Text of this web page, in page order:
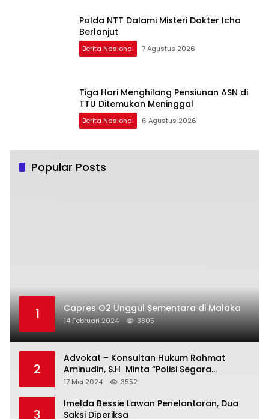
Polda NTT Dalami Misteri Dokter Icha
Berlanjut
Berita Nasional 7 Agustus 2026
Tiga Hari Menghilang Pensiunan ASN di
TTU Ditemukan Meninggal
Berita Nasional 6 Agustus 2026
Popular Posts
1 Capres O2 Unggul Sementara di Malaka
14 Februari 2024 3805
2
Advokat – Konsultan Hukum Rahmat
Aminudin, S.H Minta “Polisi Segara
Tuntaskan Kasus Vina”
17 Mei 2024 3552
3
Imelda Bessie Lawan Penelantaran, Dua
Saksi Diperiksa